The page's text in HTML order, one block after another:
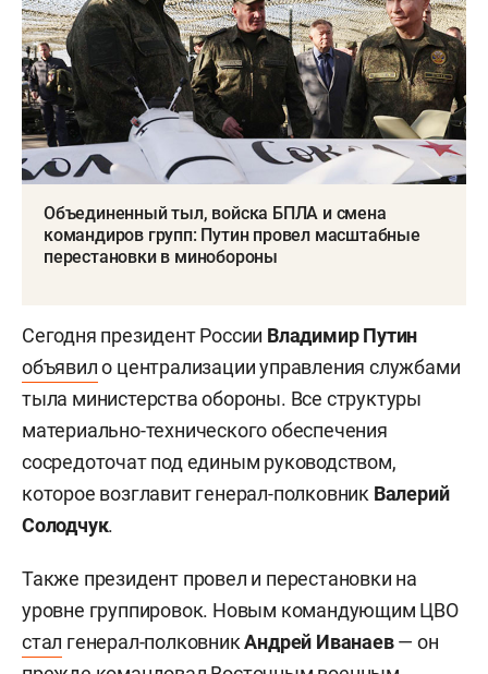
Объединенный тыл, войска БПЛА и смена
командиров групп: Путин провел масштабные
перестановки в минобороны
Сегодня президент России Владимир Путин
объявило централизации управления службами
тыла министерства обороны. Все структуры
материально-технического обеспечения
сосредоточат под единым руководством,
которое возглавит генерал-полковник Валерий
Солодчук.
Также президент провел и перестановки на
уровне группировок. Новым командующим ЦВО
стал генерал-полковникАндрей Иванаев— он